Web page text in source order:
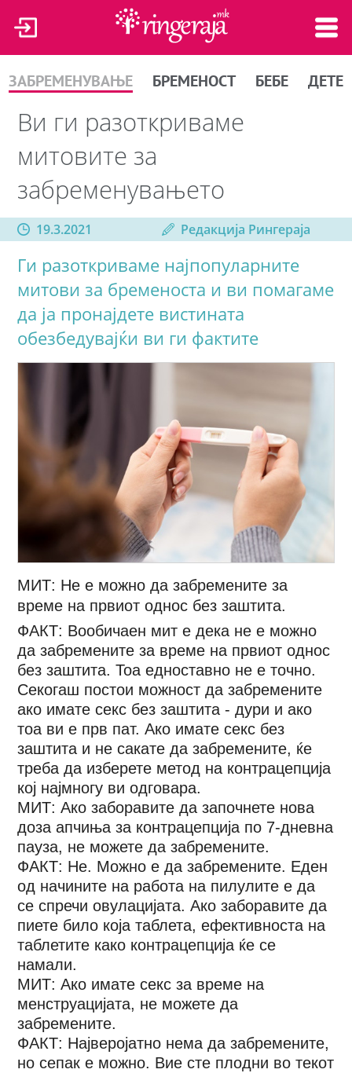
ЗАБРЕМЕНУВАЊЕ БРЕМЕНОСТ БЕБЕ ДЕТЕ
Ви ги разоткриваме
митовите за
забременувањето
19.3.2021 Редакција Рингераја
Ги разоткриваме најпопуларните
митови за бременоста и ви помагаме
да ја пронајдете вистината
обезбедувајќи ви ги фактите
МИТ: Не е можно да забремените за
време на првиот однос без заштита.
ФАКТ: Вообичаен мит е дека не е можно
да забремените за време на првиот однос
без заштита. Тоа едноставно не е точно.
Секогаш постои можност да забремените
ако имате секс без заштита - дури и ако
тоа ви е прв пат. Ако имате секс без
заштита и не сакате да забремените, ќе
треба да изберете метод на контрацепција
кој најмногу ви одговара.
МИТ: Ако заборавите да започнете нова
доза апчиња за контрацепција по 7-дневна
пауза, не можете да забремените.
ФАКТ: Не. Можно е да забремените. Еден
од начините на работа на пилулите е да
се спречи овулацијата. Ако заборавите да
пиете било која таблета, ефективноста на
таблетите како контрацепција ќе се
намали.
МИТ: Ако имате секс за време на
менструацијата, не можете да
забремените.
ФАКТ: Најверојатно нема да забремените,
но сепак е можно. Вие сте плодни во текот